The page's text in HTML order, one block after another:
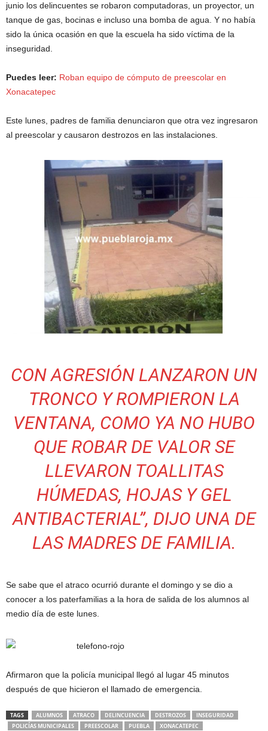
junio los delincuentes se robaron computadoras, un proyector, un
tanque de gas, bocinas e incluso una bomba de agua. Y no había
sido la única ocasión en que la escuela ha sido víctima de la
inseguridad.
Puedes leer: Roban equipo de cómputo de preescolar en
Xonacatepec
Este lunes, padres de familia denunciaron que otra vez ingresaron
al preescolar y causaron destrozos en las instalaciones.
CON AGRESIÓN LANZARON UN
TRONCO Y ROMPIERON LA
VENTANA, COMO YA NO HUBO
QUE ROBAR DE VALOR SE
LLEVARON TOALLITAS
HÚMEDAS, HOJAS Y GEL
ANTIBACTERIAL”, DIJO UNA DE
LAS MADRES DE FAMILIA.
Se sabe que el atraco ocurrió durante el domingo y se dio a
conocer a los paterfamilias a la hora de salida de los alumnos al
medio día de este lunes.
Afirmaron que la policía municipal llegó al lugar 45 minutos
después de que hicieron el llamado de emergencia.
TAGS ALUMNOS ATRACO DELINCUENCIA DESTROZOS
INSEGURIDAD
POLICÍAS MUNICIPALES
PREESCOLAR PUEBLA XONACATEPEC